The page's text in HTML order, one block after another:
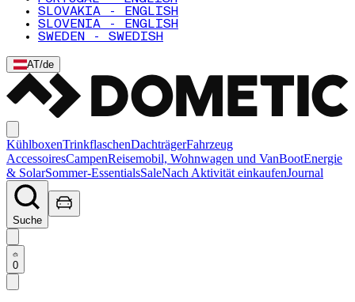
SLOVAKIA - ENGLISH
SLOVENIA - ENGLISH
SWEDEN - SWEDISH
AT/de
KühlboxenTrinkflaschenDachträgerFahrzeug
AccessoiresCampenReisemobil, Wohnwagen und VanBootEnergie
& SolarSommer-EssentialsSaleNach Aktivität einkaufenJournal
Suche
0